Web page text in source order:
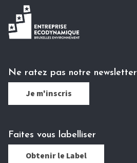
Ne ratez pas notre newsletter
Je m'inscris
Faites vous labelliser
Obtenir le Label